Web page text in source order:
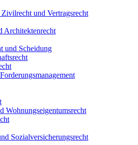
und Vertragsrecht
Architektenrecht
und Scheidung
Wohnungseigentumsrecht
Sozialversicherungsrecht